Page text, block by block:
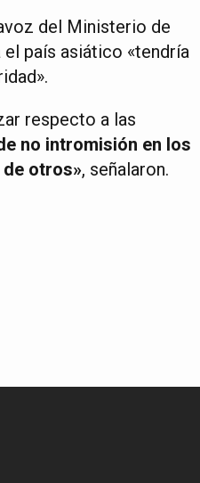
del Ministerio de
país asiático «tendría
respecto a las
no intromisión en los
otros», señalaron.